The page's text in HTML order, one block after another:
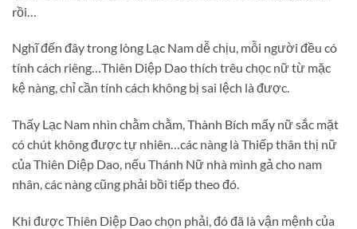
rồi…
Nghĩ đến đây trong lòng Lạc Nam dễ chịu, mỗi người đều có
tính cách riêng…Thiên Diệp Dao thích trêu chọc nữ từ mặc
kệ nàng, chỉ cần tính cách không bị sai lệch là được.
Thấy Lạc Nam nhìn chằm chằm, Thành Bích mấy nữ sắc mặt
có chút không được tự nhiên…các nàng là Thiếp thân thị nữ
của Thiên Diệp Dao, nếu Thánh Nữ nhà mình gả cho nam
nhân, các nàng cũng phải bồi tiếp theo đó.
Khi được Thiên Diệp Dao chọn phải, đó đã là vận mệnh của